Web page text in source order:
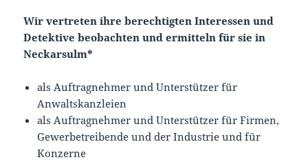
Wir vertreten ihre berechtigten Interessen und
Detektive beobachten und ermitteln für sie in
Neckarsulm*
als Auftragnehmer und Unterstützer für
Anwaltskanzleien
als Auftragnehmer und Unterstützer für Firmen,
Gewerbetreibende und der Industrie und für
Konzerne